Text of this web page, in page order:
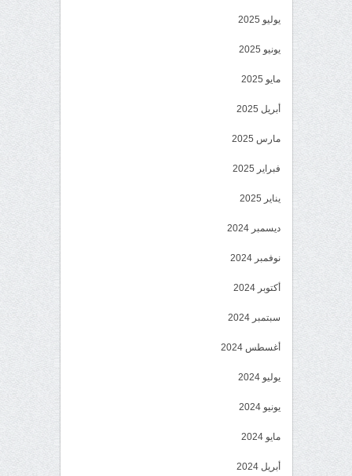
يوليو 2025
يونيو 2025
مايو 2025
أبريل 2025
مارس 2025
فبراير 2025
يناير 2025
ديسمبر 2024
نوفمبر 2024
أكتوبر 2024
سبتمبر 2024
أغسطس 2024
يوليو 2024
يونيو 2024
مايو 2024
أبريل 2024